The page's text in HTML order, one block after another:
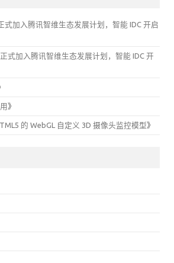
式加入腾讯智维生态发展计划，智能 IDC 开启
式加入腾讯智维生态发展计划，智能 IDC 开
》
的 WebGL 自定义 3D 摄像头监控模型》